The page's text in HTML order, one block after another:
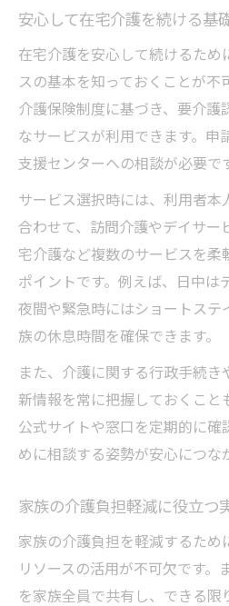
安心して在宅介護を続ける基
在宅介護を安心して続けるた
スの基本を知っておくことが不
介護保険制度に基づき、要介護
なサービスが利用できます。申
支援センターへの相談が必要で
サービス選択時には、利用者
合わせて、訪問介護やデイサー
宅介護など複数のサービスを
ポイントです。例えば、日中は
夜間や緊急時にはショートステ
族の休息時間を確保できます。
また、介護に関する行政手続
新情報を常に把握しておくこと
公式サイトや窓口を定期的に
めに相談する姿勢が安心につな
家族の介護負担軽減に役立つ
家族の介護負担を軽減するた
リソースの活用が不可欠です。
を家族全員で共有し、できる